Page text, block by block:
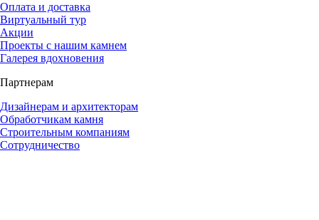
Оплата и доставка
Виртуальный тур
Акции
Проекты с нашим камнем
Галерея вдохновения
Партнерам
Дизайнерам и архитекторам
Обработчикам камня
Строительным компаниям
Сотрудничество